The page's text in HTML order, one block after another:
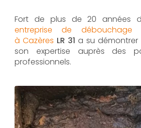
Fort de plus de 20 années
entreprise de débouchage
à Cazères LR 31 a su
son expertise auprès des
professionnels.